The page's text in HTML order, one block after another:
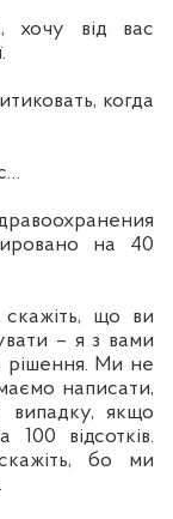
хочу від вас
когда
на 40
що ви
– я з вами
рішення. Ми не
написати,
випадку, якщо
відсотків.
бо ми